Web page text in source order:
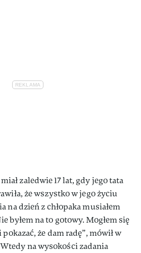
zaledwie 17 lat, gdy jego tata
że wszystko w jego życiu
na dzień z chłopaka musiałem
byłem na to gotowy. Mogłem się
że dam radę”, mówił w
na wysokości zadania